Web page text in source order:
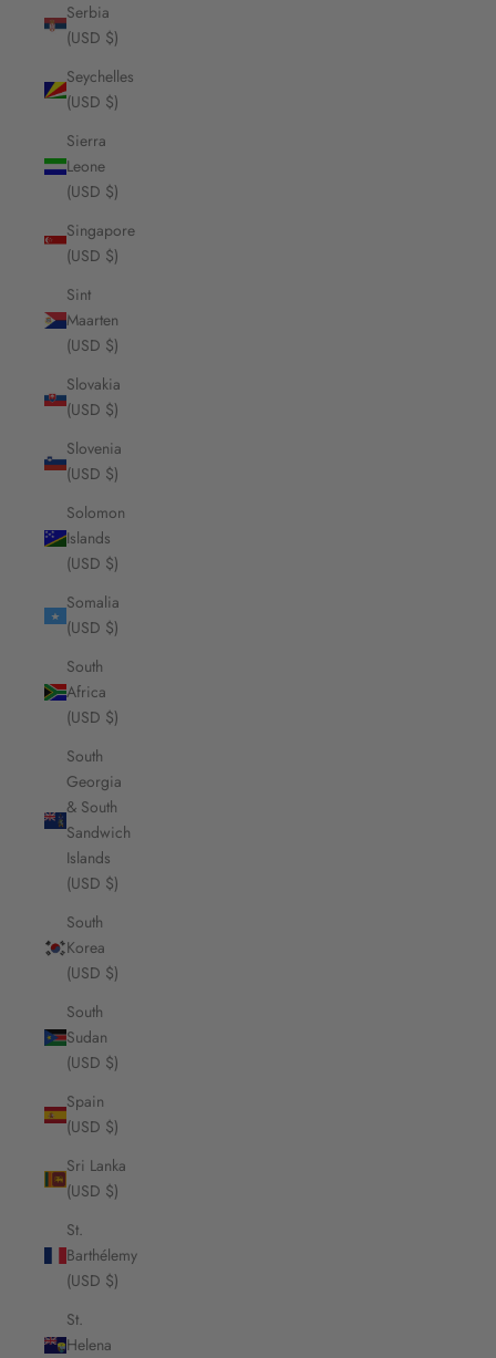
Serbia
(USD $)
Seychelles
(USD $)
Sierra
Leone
(USD $)
Singapore
(USD $)
Sint
Maarten
(USD $)
Slovakia
(USD $)
Slovenia
(USD $)
Solomon
Islands
(USD $)
Somalia
(USD $)
South
Africa
(USD $)
South
Georgia
& South
Sandwich
Islands
(USD $)
South
Korea
(USD $)
South
Sudan
(USD $)
Spain
(USD $)
Sri Lanka
(USD $)
St.
Barthélemy
(USD $)
St.
Helena